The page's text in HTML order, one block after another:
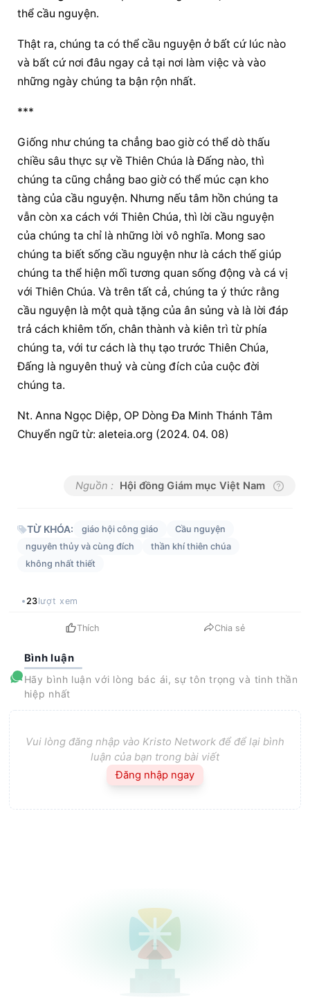
thể cầu nguyện.
Thật ra, chúng ta có thể cầu nguyện ở bất cứ lúc nào
và bất cứ nơi đâu ngay cả tại nơi làm việc và vào
những ngày chúng ta bận rộn nhất.
***
Giống như chúng ta chẳng bao giờ có thể dò thấu
chiều sâu thực sự về Thiên Chúa là Đấng nào, thì
chúng ta cũng chẳng bao giờ có thể múc cạn kho
tàng của cầu nguyện. Nhưng nếu tâm hồn chúng ta
vẫn còn xa cách với Thiên Chúa, thì lời cầu nguyện
của chúng ta chỉ là những lời vô nghĩa. Mong sao
chúng ta biết sống cầu nguyện như là cách thế giúp
chúng ta thể hiện mối tương quan sống động và cá vị
cầu nguyện là một quà tặng của ân sủng và là lời đáp
trả cách khiêm tốn, chân thành và kiên trì từ phía
chúng ta, với tư cách là thụ tạo trước Thiên Chúa,
Đấng là nguyên thuỷ và cùng đích của cuộc đời
chúng ta.
Nt. Anna Ngọc Diệp, OP Dòng Đa Minh Thánh Tâm
Chuyển ngữ từ: aleteia.org (2024. 04. 08)
Nguồn : Hội đồng Giám mục Việt Nam
TỪ KHÓA: giáo hội công giáo
Cầu nguyện
nguyên thủy và cùng đích
thần khí thiên chúa
không nhất thiết
23lượt xem
Thích Chia sẻ
Bình luận
Hãy bình luận với lòng bác ái, sự tôn trọng và tinh thần
hiệp nhất
Vui lòng đăng nhập vào Kristo Network để để lại bình
luận của bạn trong bài viết
Đăng nhập ngay